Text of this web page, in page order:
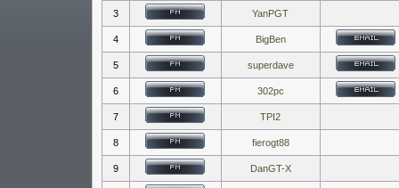
3 YanPGT
4 BigBen
5 superdave
6 302pc
7 TPI2
8 fierogt88
9 DanGT-X